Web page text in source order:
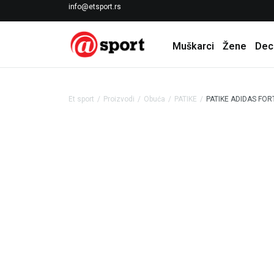
info@etsport.rs
LICENCIRANI CLEARANCE PARTNER ADIDAS
Muškarci Žene
Et sport Proizvodi Obuća PATIKE PATIKE ADIDAS